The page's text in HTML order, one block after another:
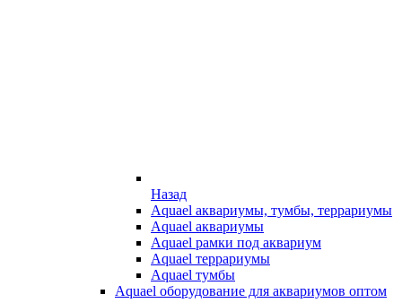
Назад
Aquael аквариумы, тумбы, террариумы
Aquael аквариумы
Aquael рамки под аквариум
Aquael террариумы
Aquael тумбы
Aquael оборудование для аквариумов оптом